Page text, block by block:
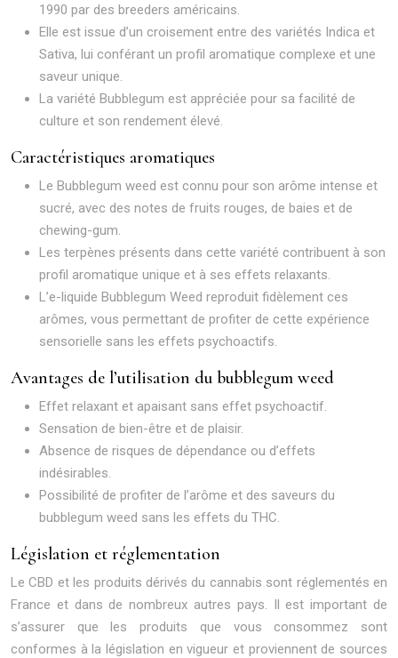
1990 par des breeders américains.
Elle est issue d’un croisement entre des variétés Indica et
Sativa, lui conférant un profil aromatique complexe et une
saveur unique.
La variété Bubblegum est appréciée pour sa facilité de
culture et son rendement élevé.
Caractéristiques aromatiques
Le Bubblegum weed est connu pour son arôme intense et
sucré, avec des notes de fruits rouges, de baies et de
chewing-gum.
Les terpènes présents dans cette variété contribuent à son
profil aromatique unique et à ses effets relaxants.
L’e-liquide Bubblegum Weed reproduit fidèlement ces
arômes, vous permettant de profiter de cette expérience
sensorielle sans les effets psychoactifs.
Avantages de l’utilisation du bubblegum weed
Effet relaxant et apaisant sans effet psychoactif.
Sensation de bien-être et de plaisir.
Absence de risques de dépendance ou d’effets
indésirables.
Possibilité de profiter de l’arôme et des saveurs du
bubblegum weed sans les effets du THC.
Législation et réglementation
Le CBD et les produits dérivés du cannabis sont réglementés en
France et dans de nombreux autres pays. Il est important de
s’assurer que les produits que vous consommez sont
conformes à la législation en vigueur et proviennent de sources